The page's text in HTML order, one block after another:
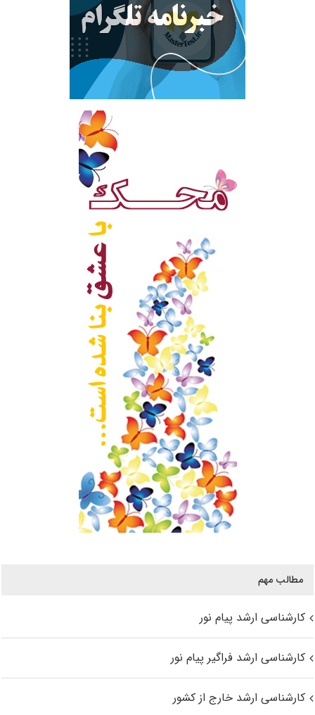
مطالب مهم
کارشناسی ارشد پیام نور
کارشناسی ارشد فراگیر پیام نور
کارشناسی ارشد خارج از کشور